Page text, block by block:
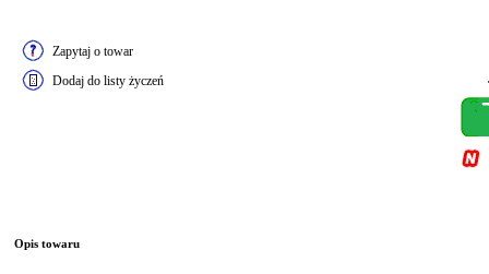
Zapytaj o towar
Dodaj do listy życzeń
Opis towaru